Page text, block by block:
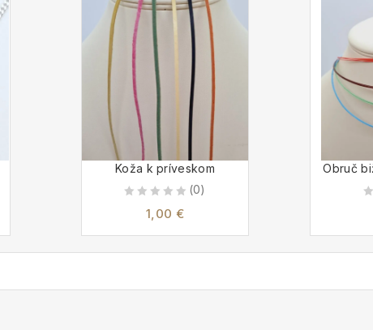
Koža k príveskom
(0)
1,00 €
Obruč